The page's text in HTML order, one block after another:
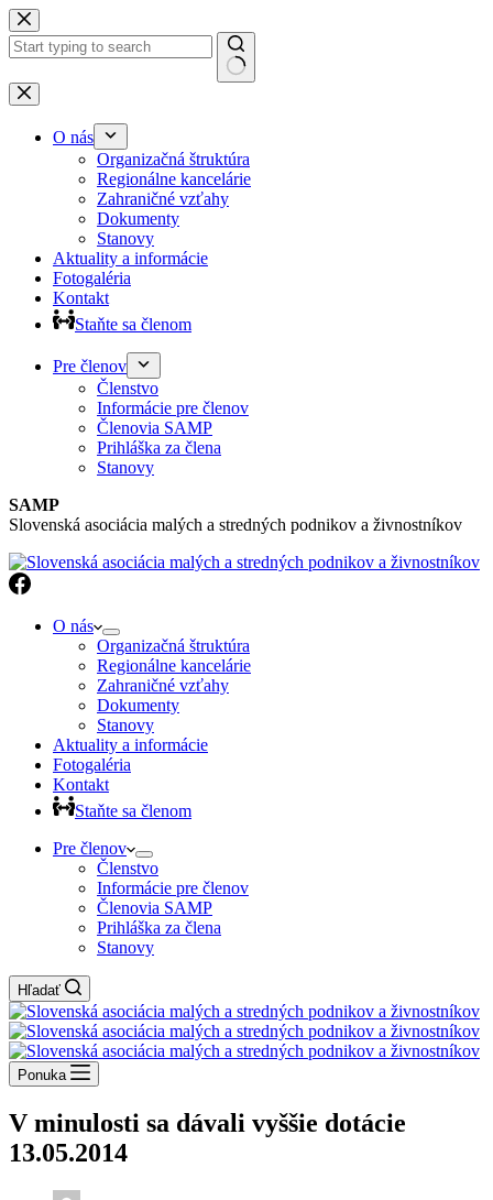
Preskočiť
na
obsah
Žiadne
výsledky
O nás
Organizačná štruktúra
Regionálne kancelárie
Zahraničné vzťahy
Dokumenty
Stanovy
Aktuality a informácie
Fotogaléria
Kontakt
Staňte sa členom
Pre členov
Členstvo
Informácie pre členov
Členovia SAMP
Prihláška za člena
Stanovy
SAMP
Slovenská asociácia malých a stredných podnikov a živnostníkov
O nás
Organizačná štruktúra
Regionálne kancelárie
Zahraničné vzťahy
Dokumenty
Stanovy
Aktuality a informácie
Fotogaléria
Kontakt
Staňte sa členom
Pre členov
Členstvo
Informácie pre členov
Členovia SAMP
Prihláška za člena
Stanovy
Hľadať
Ponuka
V minulosti sa dávali vyššie dotácie
13.05.2014